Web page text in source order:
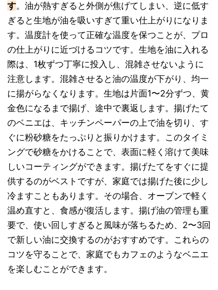
す。油が熱すぎると外側が焦げてしまい、逆に低す
ぎると生地が油を吸いすぎて重い仕上がりになりま
す。温度計を使って正確な温度を保つことが、プロ
の仕上がりに近づけるコツです。生地を油に入れる
際は、1枚ずつ丁寧に投入し、混雑させないように
注意します。混雑させると油の温度が下がり、均一
に揚がらなくなります。生地は片面1〜2分ずつ、黄
金色になるまで揚げ、途中で裏返します。揚げたて
のベニエは、キッチンペーパーの上で油を切り、す
ぐに粉砂糖をたっぷりと振りかけます。このタイミ
ングで砂糖をかけることで、表面に軽く溶けて美味
しいコーティングができます。揚げたてをすぐに提
供するのがベストですが、家庭では揚げた後に少し
冷ますこともあります。その場合、オーブンで軽く
温め直すと、食感が復活します。揚げ油の管理も重
要で、使い回しすぎると風味が落ちるため、2〜3回
で新しい油に交換するのがおすすめです。これらの
コツを守ることで、家庭でもカフェのようなベニエ
を楽しむことができます。